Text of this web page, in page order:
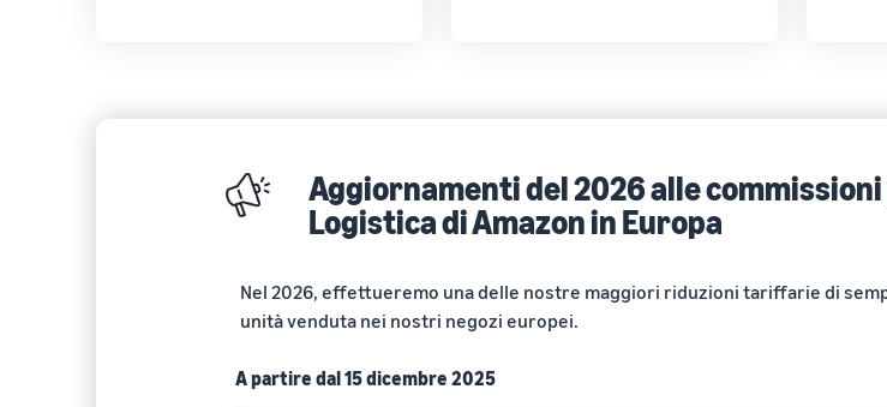
Aggiornamenti del 2026 alle
Logistica di Amazon in Europa
Nel 2026, effettueremo una delle nostre maggiori riduzioni tariffarie di
unità venduta nei nostri negozi europei.
A partire dal 15 dicembre 2025